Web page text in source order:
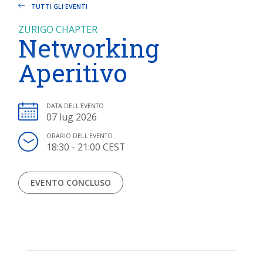
TUTTI GLI EVENTI
ZURIGO CHAPTER
Networking
Aperitivo
DATA DELL'EVENTO
07 lug 2026
ORARIO DELL'EVENTO
18:30 - 21:00 CEST
EVENTO CONCLUSO